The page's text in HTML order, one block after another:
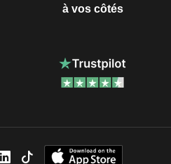
à vos côtés